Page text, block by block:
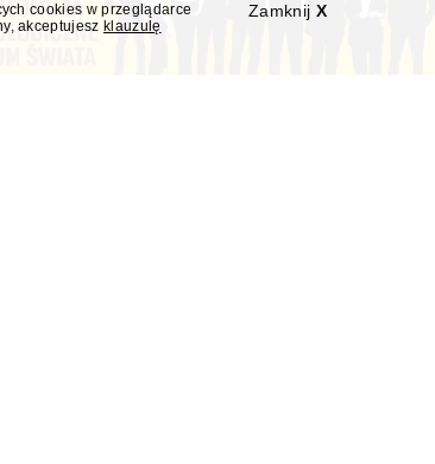
Zamknij X
cookies w przeglądarce
akceptujesz klauzulę